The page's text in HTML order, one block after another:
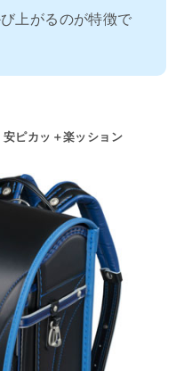
上がるのが特徴で
安ピカッ＋楽ッション